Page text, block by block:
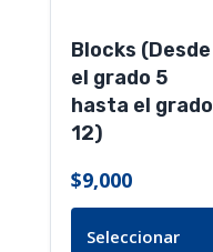
Blocks (Desde
el grado 5
hasta el grado
12)
$9,000
Seleccionar
pueden
elegir
página